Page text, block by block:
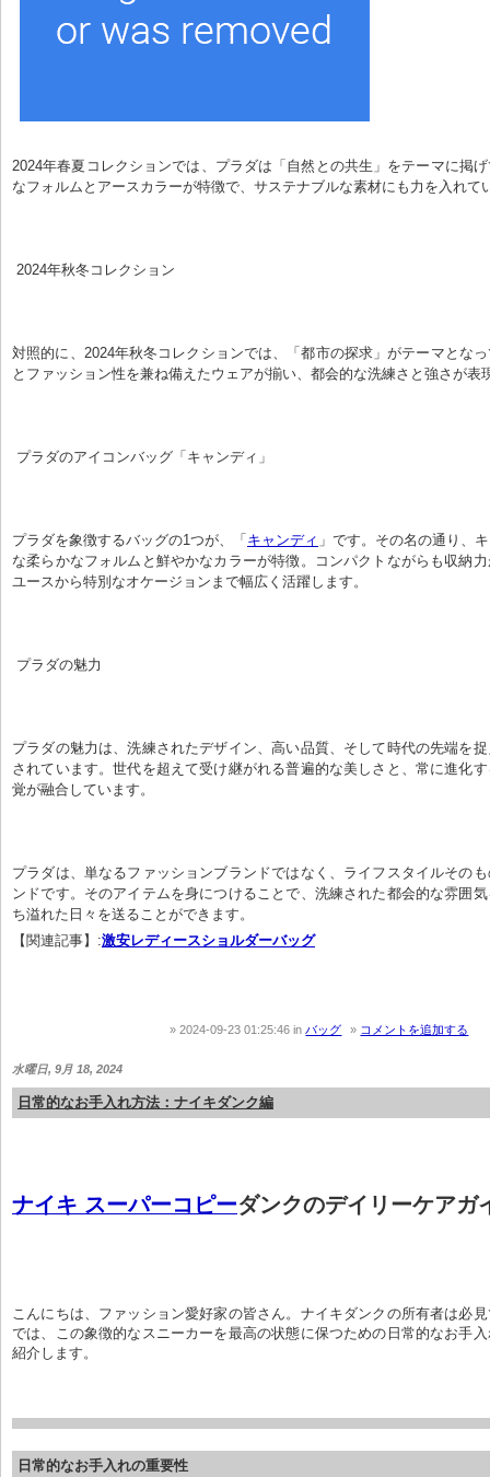
2024年春夏コレクションでは、プラダは「自然との共生」をテーマに掲
なフォルムとアースカラーが特徴で、サステナブルな素材にも力を入れて
2024年秋冬コレクション
対照的に、2024年秋冬コレクションでは、「都市の探求」がテーマとな
とファッション性を兼ね備えたウェアが揃い、都会的な洗練さと強さが表
プラダのアイコンバッグ「キャンディ」
プラダを象徴するバッグの1つが、「キャンディ 」です。その名の通り、
な柔らかなフォルムと鮮やかなカラーが特徴。コンパクトながらも収納
ユースから特別なオケージョンまで幅広く活躍します。
プラダの魅力
プラダの魅力は、洗練されたデザイン、高い品質、そして時代の先端を
されています。世代を超えて受け継がれる普遍的な美しさと、常に進化
覚が融合しています。
プラダは、単なるファッションブランドではなく、ライフスタイルその
ンドです。そのアイテムを身につけることで、洗練された都会的な雰囲
ち溢れた日々を送ることができます。
【関連記事】:激安レディースショルダーバッグ
2024-09-23 01:25:46inバッグ コメントを追加する
水曜日, 9月 18, 2024
日常的なお手入れ方法：ナイキダンク編
ナイキ スーパーコピーダンクのデイリーケアガ
こんにちは、ファッション愛好家の皆さん。ナイキダンクの所有者は必
では、この象徴的なスニーカーを最高の状態に保つための日常的なお手
紹介します。
日常的なお手入れの重要性